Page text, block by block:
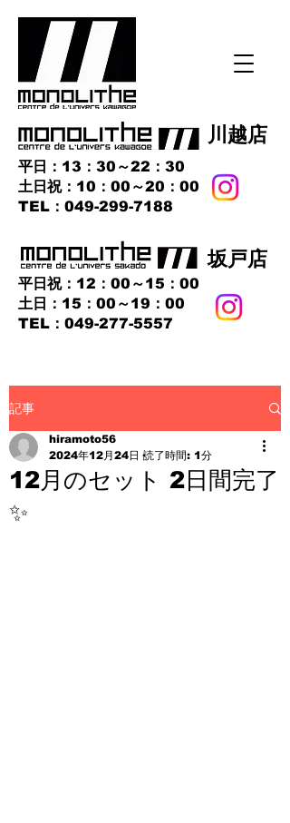
​川越店
平日：13：30～22：30
土日祝：10：00～20：00
​TEL：049-299-7188
​坂戸店
平日祝：12：00～15：00
土日：15：00～19：00
TEL：049-277-5557
記事
12月のセット 2日間完了
✨
hiramoto56
2024年12月24日 読了時間: 1分